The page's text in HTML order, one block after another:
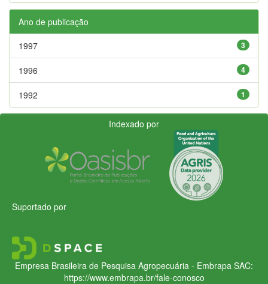
Ano de publicação
3
1997
4
1996
1
1992
Indexado por
Suportado por
Empresa Brasileira de Pesquisa Agropecuária - Embrapa SAC:
https://www.embrapa.br/fale-conosco